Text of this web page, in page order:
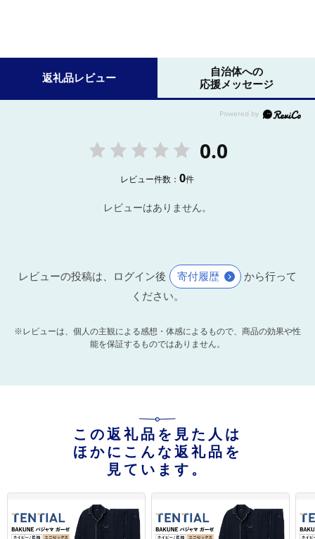
返礼品レビュー
自治体への
応援メッセージ
0.0
レビュー件数：0件
レビューはありません。
レビューの投稿は、ログイン後 寄付履歴
から行って
ください。
※レビューは、個人の主観による感想・体感によるもので、商品の効果や性
能を保証するものではありません。
この返礼品を見た人は
ほかにこんな返礼品を
見ています。